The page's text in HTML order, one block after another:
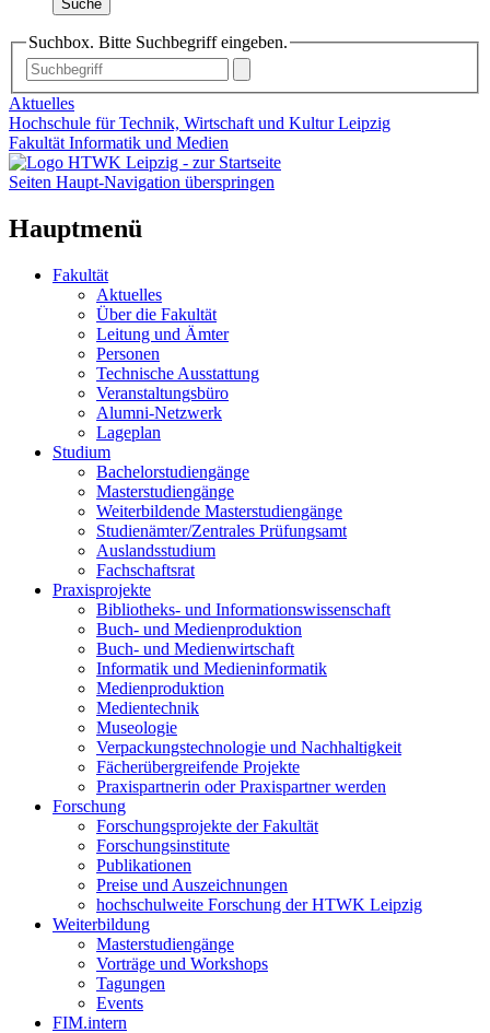
Suche
Suchbox. Bitte Suchbegriff eingeben.
Aktuelles
Hochschule für Technik, Wirtschaft und Kultur Leipzig
Fakultät Informatik und Medien
Seiten Haupt-Navigation überspringen
Hauptmenü
Fakultät
Aktuelles
Über die Fakultät
Leitung und Ämter
Personen
Technische Ausstattung
Veranstaltungsbüro
Alumni-Netzwerk
Lageplan
Studium
Bachelorstudiengänge
Masterstudiengänge
Weiterbildende Masterstudiengänge
Studienämter/Zentrales Prüfungsamt
Auslandsstudium
Fachschaftsrat
Praxisprojekte
Bibliotheks- und Informationswissenschaft
Buch- und Medienproduktion
Buch- und Medienwirtschaft
Informatik und Medieninformatik
Medienproduktion
Medientechnik
Museologie
Verpackungstechnologie und Nachhaltigkeit
Fächerübergreifende Projekte
Praxispartnerin oder Praxispartner werden
Forschung
Forschungsprojekte der Fakultät
Forschungsinstitute
Publikationen
Preise und Auszeichnungen
hochschulweite Forschung der HTWK Leipzig
Weiterbildung
Masterstudiengänge
Vorträge und Workshops
Tagungen
Events
FIM.intern